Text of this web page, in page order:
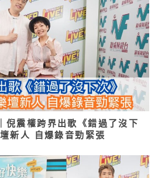
倪震權跨界出歌《錯過了沒下
新人 自爆錄音勁緊張